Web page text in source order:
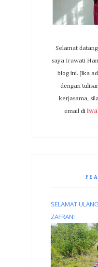
Selamat
saya Irawati
blog ini. Jika
dengan
kerjasama,
email di
SELAMAT
ZAFRAN!